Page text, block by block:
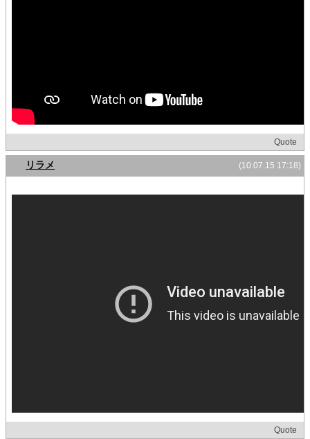
Quote
(10.07.15 17:18)
リラメ
Quote